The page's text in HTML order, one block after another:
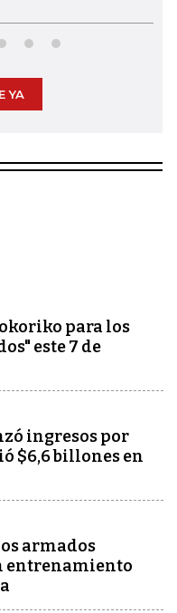
YA
para los
este 7 de
ingresos por
$6,6 billones en
armados
entrenamiento